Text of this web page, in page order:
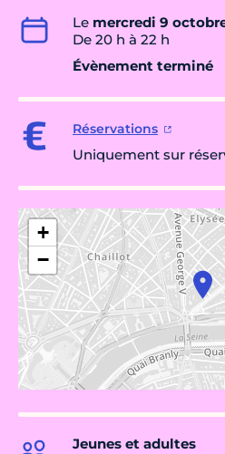
Le mercredi 9
De 20 h à 22 h
Évènement terminé
Réservations
Uniquement sur
+
−
Jeunes et adultes